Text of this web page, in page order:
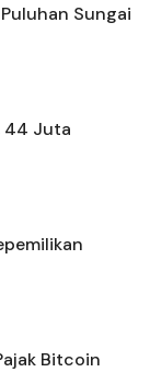
Sungai
44 Juta
Bitcoin